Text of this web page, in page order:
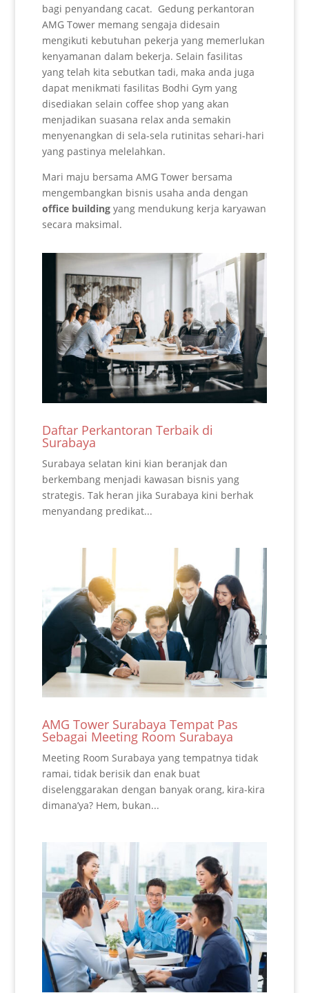
bagi penyandang cacat. Gedung perkantoran
AMG Tower memang sengaja didesain
mengikuti kebutuhan pekerja yang memerlukan
kenyamanan dalam bekerja. Selain fasilitas
yang telah kita sebutkan tadi, maka anda juga
dapat menikmati fasilitas Bodhi Gym yang
disediakan selain coffee shop yang akan
menjadikan suasana relax anda semakin
menyenangkan di sela-sela rutinitas sehari-hari
yang pastinya melelahkan.
Mari maju bersama AMG Tower bersama
mengembangkan bisnis usaha anda dengan
office buildingyang mendukung kerja karyawan
secara maksimal.
Daftar Perkantoran Terbaik di
Surabaya
Surabaya selatan kini kian beranjak dan
berkembang menjadi kawasan bisnis yang
strategis. Tak heran jika Surabaya kini berhak
menyandang predikat...
AMG Tower Surabaya Tempat Pas
Sebagai Meeting Room Surabaya
Meeting Room Surabaya yang tempatnya tidak
ramai, tidak berisik dan enak buat
diselenggarakan dengan banyak orang, kira-kira
dimana’ya? Hem, bukan...